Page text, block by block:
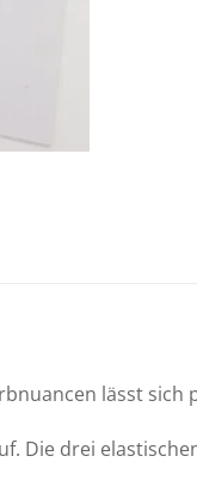
lässt sich
Die drei